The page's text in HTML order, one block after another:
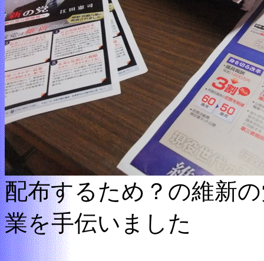
配布するため？の維新
業を手伝いました